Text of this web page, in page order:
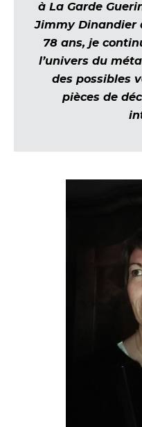
à La Garde
Jimmy Dinandier
78 ans, je
l’univers du
des possibles
pièces de